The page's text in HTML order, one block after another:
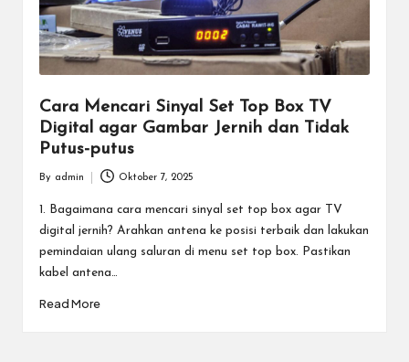
Cara Mencari Sinyal Set Top Box TV
Digital agar Gambar Jernih dan Tidak
Putus-putus
by
By admin Oktober 7, 2025
1. Bagaimana cara mencari sinyal set top box agar TV
digital jernih? Arahkan antena ke posisi terbaik dan lakukan
pemindaian ulang saluran di menu set top box. Pastikan
kabel antena…
Read More